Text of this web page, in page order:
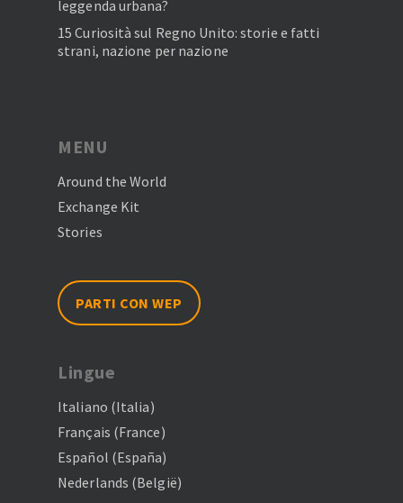
leggenda urbana?
15 Curiosità sul Regno Unito: storie e fatti
strani, nazione per nazione
MENU
Around the World
Exchange Kit
Stories
PARTI CON WEP
Lingue
Italiano (Italia)
Français (France)
Español (España)
Nederlands (België)